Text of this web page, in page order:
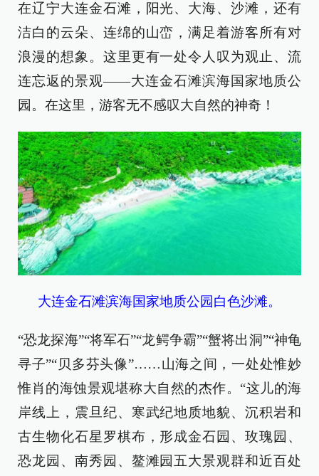
在辽宁大连金石滩，阳光、大海、沙滩，还有
洁白的云朵、连绵的山峦，满足着游客所有对
浪漫的想象。这里更有一处令人叹为观止、流
连忘返的景观——大连金石滩滨海国家地质公
园。在这里，游客无不感叹大自然的神奇！
大连金石滩滨海国家地质公园白色沙滩。
“恐龙探海”“将军石”“龙鳄争霸”“蟹将出洞”“神龟
寻子”“贝多芬头像”……山海之间，一处处惟妙
惟肖的海蚀景观堪称大自然的杰作。“这儿的海
岸线上，震旦纪、寒武纪地质地貌、沉积岩和
古生物化石星罗棋布，形成金石园、玫瑰园、
恐龙园、南秀园、鳌滩园五大景观群和近百处